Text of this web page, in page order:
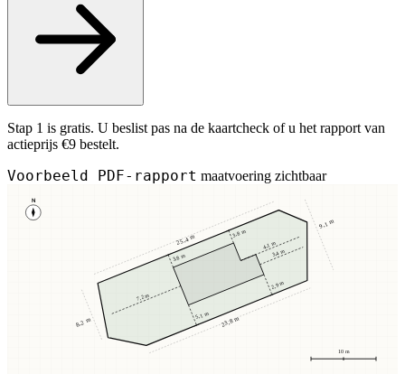
Stap 1 is gratis. U beslist pas na de kaartcheck of u het rapport van
actieprijs €9 bestelt.
Voorbeeld PDF-rapport maatvoering zichtbaar
N
10 m
3,8 m
3,8 m
5,1 m
2,9 m
7,2 m
3,4 m
4,1 m
25,4 m
23,8 m
8,2 m
9,1 m